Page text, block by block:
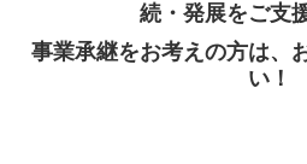
続・発展をご支
事業承継をお考えの方は、
い！